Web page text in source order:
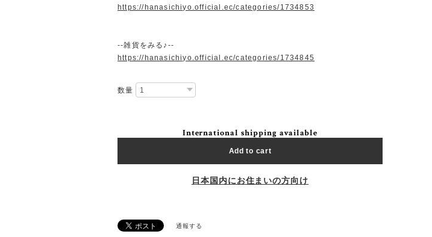
https://hanasichiyo.official.ec/categories/1734853
--雑貨をみる♪--
https://hanasichiyo.official.ec/categories/1734845
数量
International shipping available
Add to cart
日本国内にお住まいの方向け
通報する